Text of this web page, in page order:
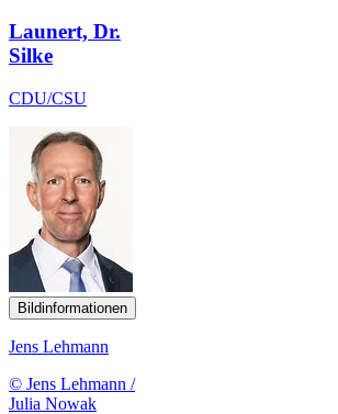
Launert, Dr.
Silke
CDU/CSU
Bildinformationen
Jens Lehmann
© Jens Lehmann /
Julia Nowak